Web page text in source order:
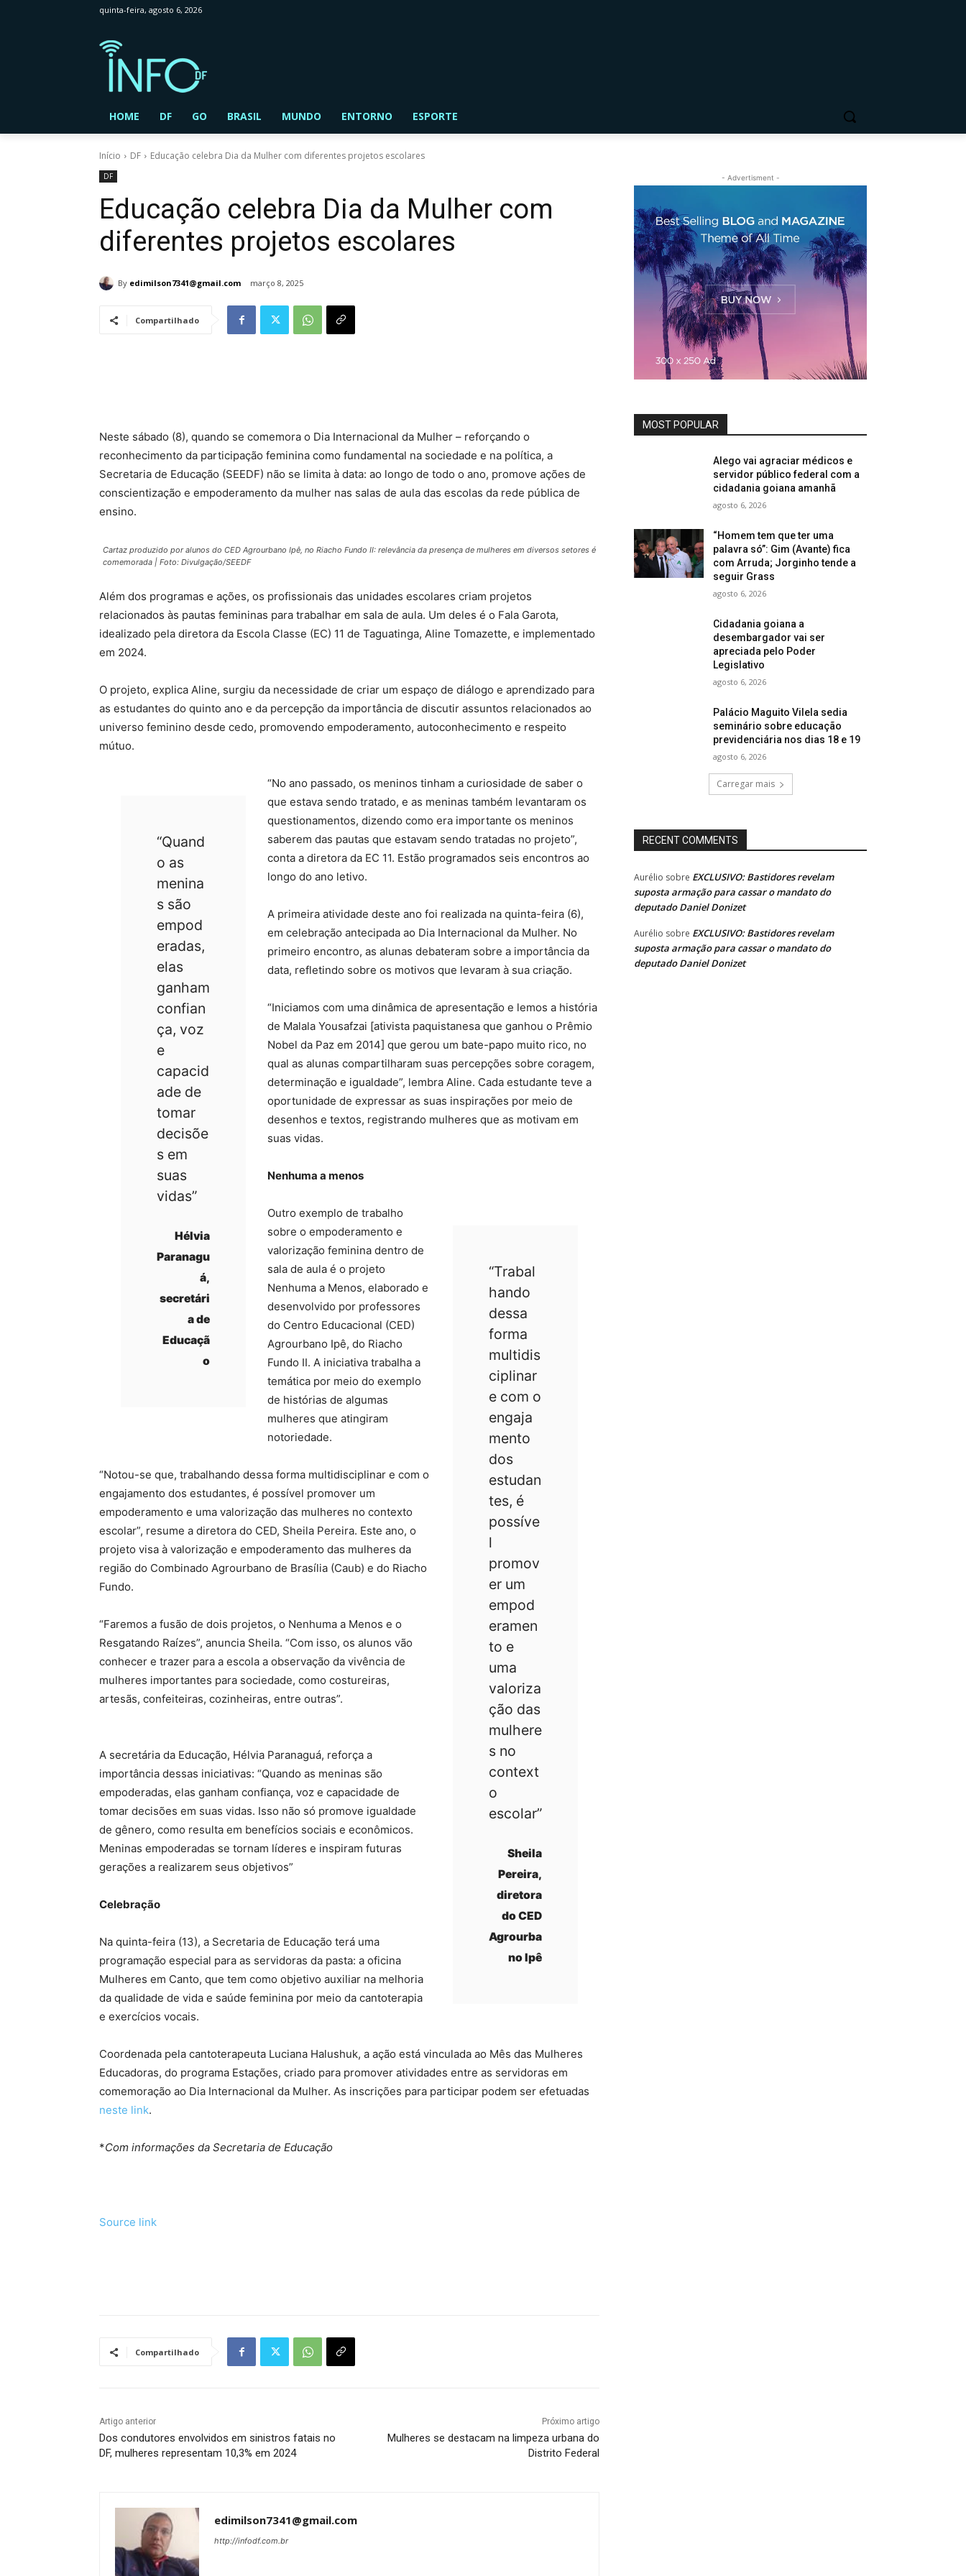
quinta-feira, agosto 6, 2026
HOME DF GO BRASIL MUNDO ENTORNO ESPORTE
Início DF Educação celebra Dia da Mulher com diferentes projetos escolares
DF
Educação celebra Dia da Mulher com
diferentes projetos escolares
By edimilson7341@gmail.com março 8, 2025
Compartilhado
Neste sábado (8), quando se comemora o Dia Internacional da Mulher – reforçando o
reconhecimento da participação feminina como fundamental na sociedade e na política, a
Secretaria de Educação (SEEDF) não se limita à data: ao longo de todo o ano, promove ações de
conscientização e empoderamento da mulher nas salas de aula das escolas da rede pública de
ensino.
Cartaz produzido por alunos do CED Agrourbano Ipê, no Riacho Fundo II: relevância da presença de mulheres em diversos setores é
comemorada | Foto: Divulgação/SEEDF
Além dos programas e ações, os profissionais das unidades escolares criam projetos
relacionados às pautas femininas para trabalhar em sala de aula. Um deles é o Fala Garota,
idealizado pela diretora da Escola Classe (EC) 11 de Taguatinga, Aline Tomazette, e implementado
em 2024.
O projeto, explica Aline, surgiu da necessidade de criar um espaço de diálogo e aprendizado para
as estudantes do quinto ano e da percepção da importância de discutir assuntos relacionados ao
universo feminino desde cedo, promovendo empoderamento, autoconhecimento e respeito
mútuo.
“Quand
o as
menina
s são
empod
eradas,
elas
ganham
confian
ça, voz
e
capacid
ade de
tomar
decisõe
s em
suas
vidas”
Hélvia
Paranagu
á,
secretári
a de
Educaçã
o
“No ano passado, os meninos tinham a curiosidade de saber o
que estava sendo tratado, e as meninas também levantaram os
questionamentos, dizendo como era importante os meninos
saberem das pautas que estavam sendo tratadas no projeto”,
conta a diretora da EC 11. Estão programados seis encontros ao
longo do ano letivo.
A primeira atividade deste ano foi realizada na quinta-feira (6),
em celebração antecipada ao Dia Internacional da Mulher. No
primeiro encontro, as alunas debateram sobre a importância da
data, refletindo sobre os motivos que levaram à sua criação.
“Iniciamos com uma dinâmica de apresentação e lemos a história
de Malala Yousafzai [ativista paquistanesa que ganhou o Prêmio
Nobel da Paz em 2014] que gerou um bate-papo muito rico, no
qual as alunas compartilharam suas percepções sobre coragem,
determinação e igualdade”, lembra Aline. Cada estudante teve a
oportunidade de expressar as suas inspirações por meio de
desenhos e textos, registrando mulheres que as motivam em
suas vidas.
Nenhuma a menos
“Trabal
hando
dessa
forma
multidis
ciplinar
e com o
engaja
mento
dos
estudan
tes, é
possíve
l
promov
er um
empod
eramen
to e
uma
valoriza
ção das
mulhere
s no
context
o
escolar”
Sheila
Pereira,
diretora
do CED
Agrourba
no Ipê
Outro exemplo de trabalho
sobre o empoderamento e
valorização feminina dentro de
sala de aula é o projeto
Nenhuma a Menos, elaborado e
desenvolvido por professores
do Centro Educacional (CED)
Agrourbano Ipê, do Riacho
Fundo II. A iniciativa trabalha a
temática por meio do exemplo
de histórias de algumas
mulheres que atingiram
notoriedade.
“Notou-se que, trabalhando dessa forma multidisciplinar e com o
engajamento dos estudantes, é possível promover um
empoderamento e uma valorização das mulheres no contexto
escolar”, resume a diretora do CED, Sheila Pereira. Este ano, o
projeto visa à valorização e empoderamento das mulheres da
região do Combinado Agrourbano de Brasília (Caub) e do Riacho
Fundo.
“Faremos a fusão de dois projetos, o Nenhuma a Menos e o
Resgatando Raízes”, anuncia Sheila. “Com isso, os alunos vão
conhecer e trazer para a escola a observação da vivência de
mulheres importantes para sociedade, como costureiras,
artesãs, confeiteiras, cozinheiras, entre outras”.
A secretária da Educação, Hélvia Paranaguá, reforça a
importância dessas iniciativas: “Quando as meninas são
empoderadas, elas ganham confiança, voz e capacidade de
tomar decisões em suas vidas. Isso não só promove igualdade
de gênero, como resulta em benefícios sociais e econômicos.
Meninas empoderadas se tornam líderes e inspiram futuras
gerações a realizarem seus objetivos”
Celebração
Na quinta-feira (13), a Secretaria de Educação terá uma
programação especial para as servidoras da pasta: a oficina
Mulheres em Canto, que tem como objetivo auxiliar na melhoria
da qualidade de vida e saúde feminina por meio da cantoterapia
e exercícios vocais.
Coordenada pela cantoterapeuta Luciana Halushuk, a ação está vinculada ao Mês das Mulheres
Educadoras, do programa Estações, criado para promover atividades entre as servidoras em
comemoração ao Dia Internacional da Mulher. As inscrições para participar podem ser efetuadas
neste link.
*Com informações da Secretaria de Educação
Source link
Compartilhado
Artigo anterior
Dos condutores envolvidos em sinistros fatais no
DF, mulheres representam 10,3% em 2024
Próximo artigo
Mulheres se destacam na limpeza urbana do
Distrito Federal
edimilson7341@gmail.com
http://infodf.com.br
- Advertisment -
MOST POPULAR
Alego vai agraciar médicos e
servidor público federal com a
cidadania goiana amanhã
agosto 6, 2026
“Homem tem que ter uma
palavra só”: Gim (Avante) fica
com Arruda; Jorginho tende a
seguir Grass
agosto 6, 2026
Cidadania goiana a
desembargador vai ser
apreciada pelo Poder
Legislativo
agosto 6, 2026
Palácio Maguito Vilela sedia
seminário sobre educação
previdenciária nos dias 18 e 19
agosto 6, 2026
Carregar mais
RECENT COMMENTS
Aurélio sobre EXCLUSIVO: Bastidores revelam
suposta armação para cassar o mandato do
deputado Daniel Donizet
Aurélio sobre EXCLUSIVO: Bastidores revelam
suposta armação para cassar o mandato do
deputado Daniel Donizet